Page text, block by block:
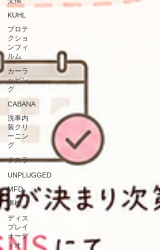
KUHL
プロテ
クショ
ンフィ
ルム
カーラ
ッピン
グ
CABANA
洗車内
装クリ
ーニン
グ
テスラ
UNPLUGGED
MFD
車検
ディス
プレイ
オーデ
ィオ